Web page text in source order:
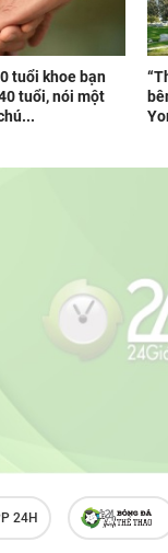
tuổi khoe bạn
tuổi, nói một
24H